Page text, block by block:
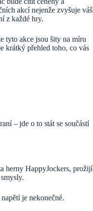
akcí nejenže zvyšuje váš
z každé hry.
tyto akce jsou šity na míru
krátký přehled toho, co vás
– jde o to stát se součástí
herny HappyJockers, prožijí
je nekonečné.